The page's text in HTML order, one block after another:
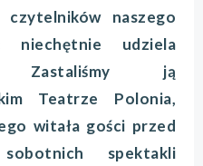
czytelników naszego
niechętnie udziela
Zastaliśmy ją
Teatrze Polonia,
witała gości przed
spektakli